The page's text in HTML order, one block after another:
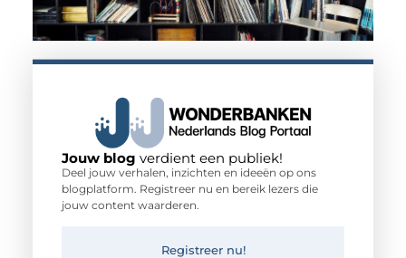
Jouw blog verdient een publiek!
Deel jouw verhalen, inzichten en ideeën op ons
blogplatform. Registreer nu en bereik lezers die
jouw content waarderen.
Registreer nu!